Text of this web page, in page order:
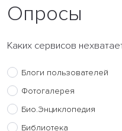
Опросы
Каких сервисов
Блоги пользователей
Фотогалерея
Био.Энциклопедия
Библиотека